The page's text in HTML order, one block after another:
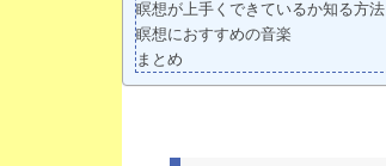
瞑想が上手くできているか知る方法
瞑想におすすめの音楽
まとめ